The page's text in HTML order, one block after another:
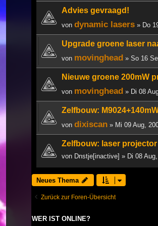
Advies gevraagd!
von dynamic lasers » Do
Upgrade groene laser
von movinghead » So 16
Nieuwe groene 200mW
von movinghead » Di 08
Zelfbouw:
von dixiscan » Mi 09 Aug,
Zelfbouw: laser
von Dnstje[inactive] » Di 08
Neues Thema
Zurück zur Foren-Übersicht
WER IST ONLINE?